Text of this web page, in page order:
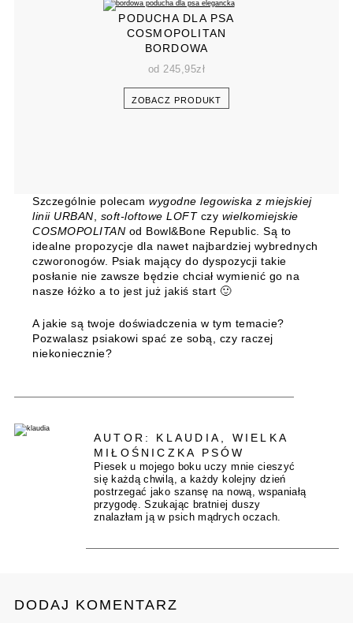
PODUCHA DLA PSA
COSMOPOLITAN
BORDOWA
od 245,95zł
ZOBACZ PRODUKT
Szczególnie polecamwygodne legowiska z miejskiej
linii URBAN
soft-loftowe LOFTczy wielkomiejskie
COSMOPOLITAN od Bowl&Bone Republic. Są to
idealne propozycje dla nawet najbardziej wybrednych
czworonogów. Psiak mający do dyspozycji takie
posłanie nie zawsze będzie chciał wymienić go na
nasze łóżko a to jest już jakiś start 🙂
A jakie są twoje doświadczenia w tym temacie?
Pozwalasz psiakowi spać ze sobą, czy raczej
niekoniecznie?
AUTOR: KLAUDIA, WIELKA
MIŁOŚNICZKA PSÓW
Piesek u mojego boku uczy mnie cieszyć
się każdą chwilą, a każdy kolejny dzień
postrzegać jako szansę na nową, wspaniałą
przygodę. Szukając bratniej duszy
znalazłam ją w psich mądrych oczach.
DODAJ KOMENTARZ